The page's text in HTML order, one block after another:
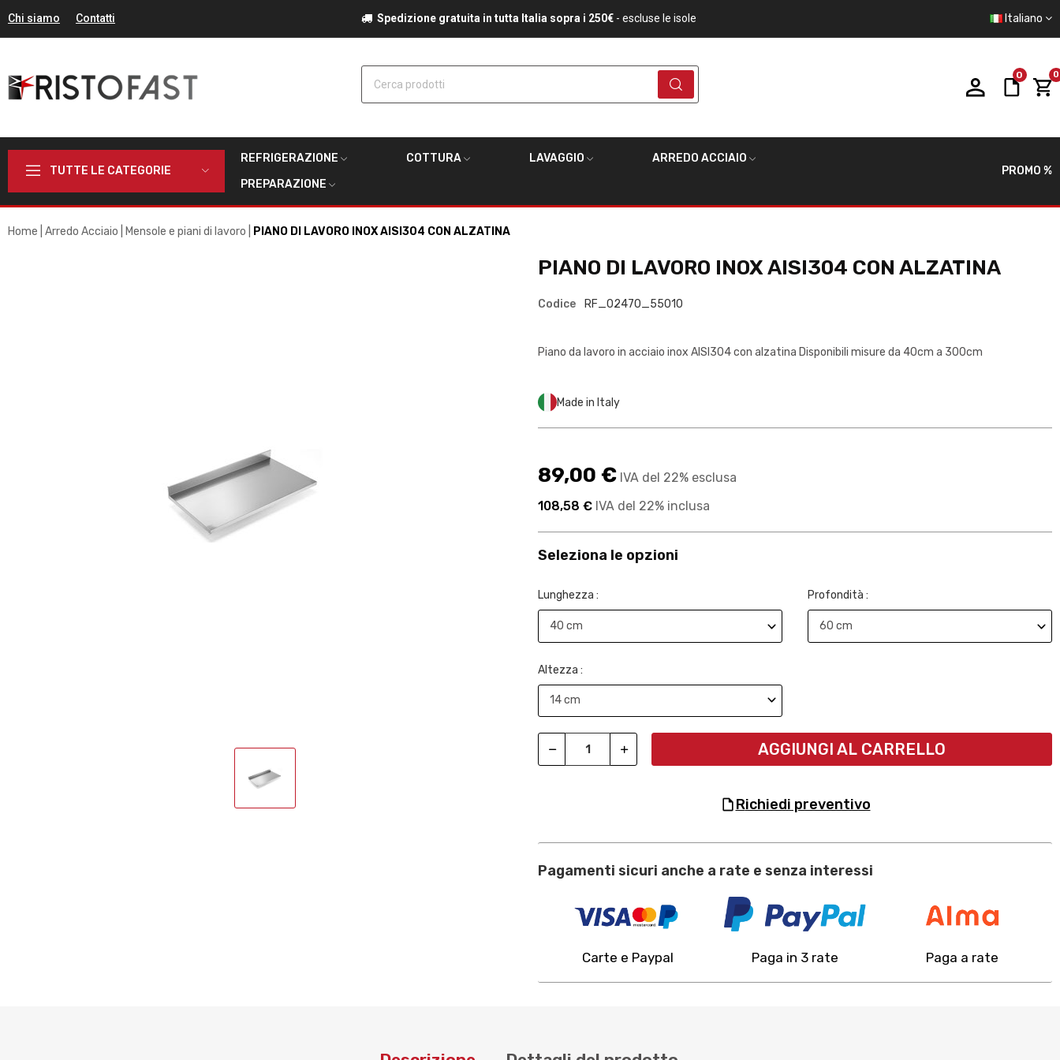
Chi siamo Contatti Spedizione gratuita in tutta Italia sopra i 250€- escluse le isole Italiano
Cerca prodotti
0 0
TUTTE LE CATEGORIE
REFRIGERAZIONE COTTURA LAVAGGIO
ARREDO ACCIAIO
PREPARAZIONE
PROMO %
Home Arredo Acciaio Mensole e piani di lavoro PIANO DI LAVORO INOX AISI304 CON ALZATINA
PIANO DI LAVORO INOX AISI304 CON ALZATINA
Codice RF_02470_55010
Piano da lavoro in acciaio inox AISI304 con alzatina Disponibili misure da 40cm a 300cm
Made in Italy
89,00 € IVA del 22% esclusa
108,58 € IVA del 22% inclusa
Seleziona le opzioni
Lunghezza : Profondità :
Altezza :
AGGIUNGI AL CARRELLO
richiedi preventivo
Pagamenti sicuri anche a rate e senza interessi
Carte e Paypal Paga in 3 rate Paga a rate